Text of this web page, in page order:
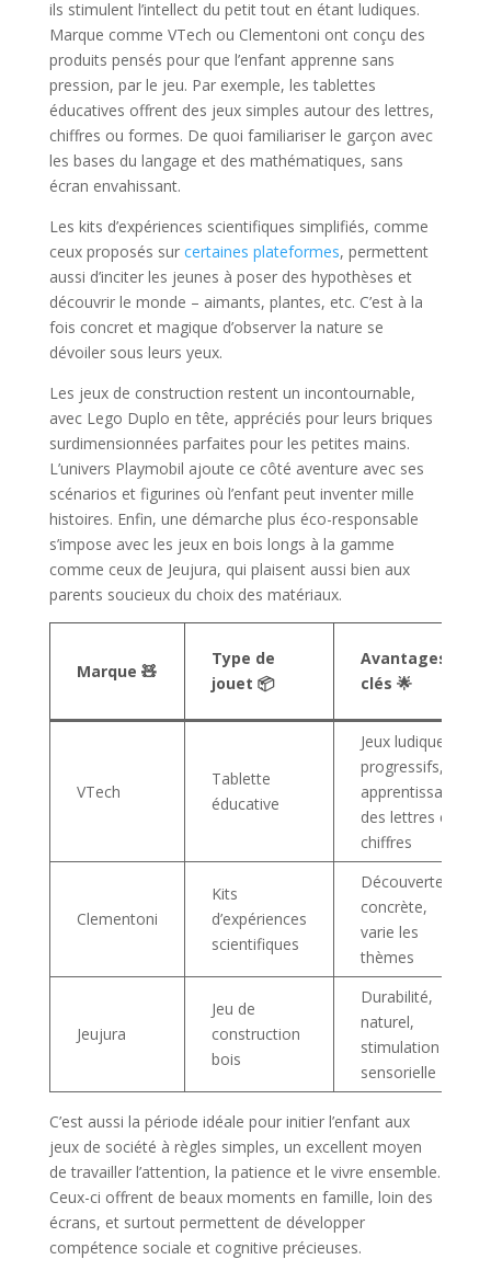
ils stimulent l’intellect du petit tout en étant ludiques.
Marque comme VTech ou Clementoni ont conçu des
produits pensés pour que l’enfant apprenne sans
pression, par le jeu. Par exemple, les tablettes
éducatives offrent des jeux simples autour des lettres,
chiffres ou formes. De quoi familiariser le garçon avec
les bases du langage et des mathématiques, sans
écran envahissant.
Les kits d’expériences scientifiques simplifiés, comme
ceux proposés sur certaines plateformes, permettent
aussi d’inciter les jeunes à poser des hypothèses et
découvrir le monde – aimants, plantes, etc. C’est à la
fois concret et magique d’observer la nature se
dévoiler sous leurs yeux.
Les jeux de construction restent un incontournable,
avec Lego Duplo en tête, appréciés pour leurs briques
surdimensionnées parfaites pour les petites mains.
L’univers Playmobil ajoute ce côté aventure avec ses
scénarios et figurines où l’enfant peut inventer mille
histoires. Enfin, une démarche plus éco-responsable
s’impose avec les jeux en bois longs à la gamme
comme ceux de Jeujura, qui plaisent aussi bien aux
parents soucieux du choix des matériaux.
Marque 🧸
Type de
jouet 📦
Avantages
clés 🌟
VTech
Tablette
éducative
Jeux ludiques
progressifs,
apprentissage
des lettres et
chiffres
Clementoni
Kits
d’expériences
scientifiques
Découverte
concrète,
varie les
thèmes
Jeujura
Jeu de
construction
bois
Durabilité,
naturel,
stimulation
sensorielle
C’est aussi la période idéale pour initier l’enfant aux
jeux de société à règles simples, un excellent moyen
de travailler l’attention, la patience et le vivre ensemble.
Ceux-ci offrent de beaux moments en famille, loin des
écrans, et surtout permettent de développer
compétence sociale et cognitive précieuses.